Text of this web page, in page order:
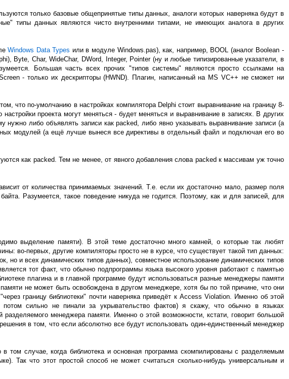
только базовые общепринятые типы данных, аналоги которых наверняка будут в
типы данных являются чисто внутренними типами, не имеющих аналога в других
Windows Data Types или в модуле Windows.pas), как, например, BOOL (аналог Boolean -
Byte, Char, WideChar, DWord, Integer, Pointer (ну и любые типизированные указатели, в
Большая часть всех прочих "типов системы" являются просто ссылками на
- только их дескрипторы (HWND). Плагин, написанный на MS VC++ не сможет ни
что по-умолчанию в настройках компилятора Delphi стоит выравнивание на границу 8-
проекта могут меняться - будет меняться и выравнивание в записях. В других
либо объявлять записи как packed, либо явно указывать выравнивание записи (а
модулей (а ещё лучше вынеся все директивы в отдельный файл и подключая его во
как packed. Тем не менее, от явного добавления слова packed к массивам уж точно
от количества принимаемых значений. Т.е. если их достаточно мало, размер поля
Разумеется, такое поведение никуда не годится. Поэтому, как и для записей, для
выделение памяти). В этой теме достаточно много камней, о которые так любят
во-первых, другие компиляторы просто не в курсе, что существует такой тип данных:
но и всех динамических типов данных), совместное использование динамических типов
тот факт, что обычно подпрограммы языка высокого уровня работают с памятью
плагина и в главной программе будут использоваться разные менеджеры памяти
не может быть освобождена в другом менеджере, хотя бы по той причине, что они
границу библиотеки" почти наверняка приведёт к Access Violation. Именно об этой
сильно не пинали за укрывательство фактов) я скажу, что обычно в языках
менеджера памяти. Именно о этой возможности, кстати, говорит большой
в том, что если абсолютно все будут использовать один-единственный менеджер
том случае, когда библиотека и основная программа скомпилированы с разделяемым
Так что этот простой способ не может считаться сколько-нибудь универсальным и